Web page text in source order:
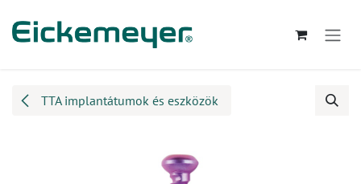
TTA implantátumok és eszközök